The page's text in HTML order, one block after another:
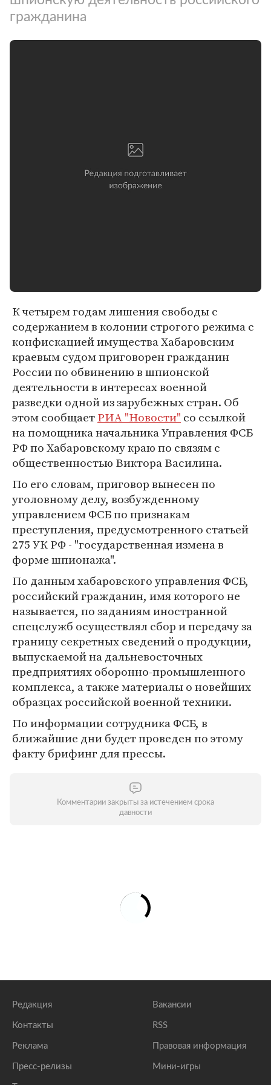
гражданина
К четырем годам лишения свободы с
содержанием в колонии строгого режима с
конфискацией имущества Хабаровским
краевым судом приговорен гражданин
России по обвинению в шпионской
деятельности в интересах военной
разведки одной из зарубежных стран. Об
этом сообщаетРИА "Новости" со ссылкой
на помощника начальника Управления ФСБ
РФ по Хабаровскому краю по связям с
общественностью Виктора Василина.
По его словам, приговор вынесен по
уголовному делу, возбужденному
управлением ФСБ по признакам
преступления, предусмотренного статьей
275 УК РФ - "государственная измена в
форме шпионажа".
По данным хабаровского управления ФСБ,
российский гражданин, имя которого не
называется, по заданиям иностранной
спецслужб осуществлял сбор и передачу за
границу секретных сведений о продукции,
выпускаемой на дальневосточных
предприятиях оборонно-промышленного
комплекса, а также материалы о новейших
образцах российской военной техники.
По информации сотрудника ФСБ, в
ближайшие дни будет проведен по этому
факту брифинг для прессы.
Комментарии закрыты за истечением срока
давности
Редакция
Контакты
Реклама
Пресс-релизы
Вакансии
RSS
Правовая информация
Мини-игры